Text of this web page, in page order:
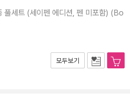
풀세트 (세이펜 에디션, 펜 미포함) (Bo
모두보기